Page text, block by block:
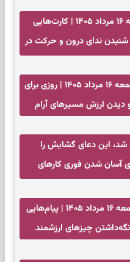
فال تاروت امروز جمعه ۱۶ مرداد ۱۴۰۵ | کارت‌هایی
شنیدن ندای درون و حرکت در
فال سرنوشت امروز جمعه ۱۶ مرداد ۱۴۰۵ | روزی برای
ارزش مسیرهای آرام
شد، این دعای گشایش را
آسان شدن فوری کارهای
فال فرشتگان امروز جمعه ۱۶ مرداد ۱۴۰۵ | پیام‌هایی
چیزهای ارزشمند